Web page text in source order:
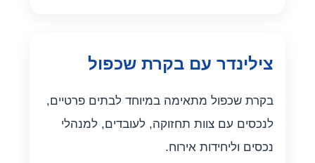
צילינדר עם בקרת שכפול
בקרת שכפול מתאימה במיוחד לבתים פרטיים,
לנכסים עם צוות תחזוקה, לעובדים, למנהלי
נכסים וליחידות אירוח.